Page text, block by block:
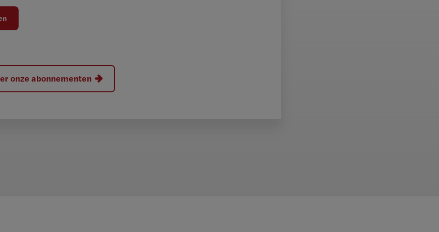
onze abonnementen